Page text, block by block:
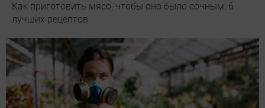
Как приготовить мясо, чтобы оно было сочным: 6
лучших рецептов